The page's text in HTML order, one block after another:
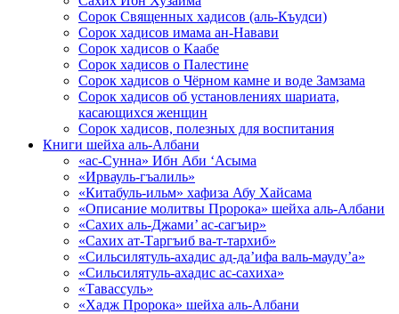
Сорок Священных хадисов (аль-Къудси)
Сорок хадисов имама ан-Навави
Сорок хадисов о Каабе
Сорок хадисов о Палестине
Сорок хадисов о Чёрном камне и воде Замзама
Сорок хадисов об установлениях шариата,
касающихся женщин
Сорок хадисов, полезных для воспитания
Книги шейха аль-Албани
«ас-Сунна» Ибн Аби ‘Асыма
«Ирвауль-гъалиль»
«Китабуль-ильм» хафиза Абу Хайсама
«Описание молитвы Пророка» шейха аль-Албани
«Сахих аль-Джами’ ас-сагъир»
«Сахих ат-Таргъиб ва-т-тархиб»
«Сильсилятуль-ахадис ад-да’ифа валь-мауду’а»
«Сильсилятуль-ахадис ас-сахиха»
«Тавассуль»
«Хадж Пророка» шейха аль-Албани